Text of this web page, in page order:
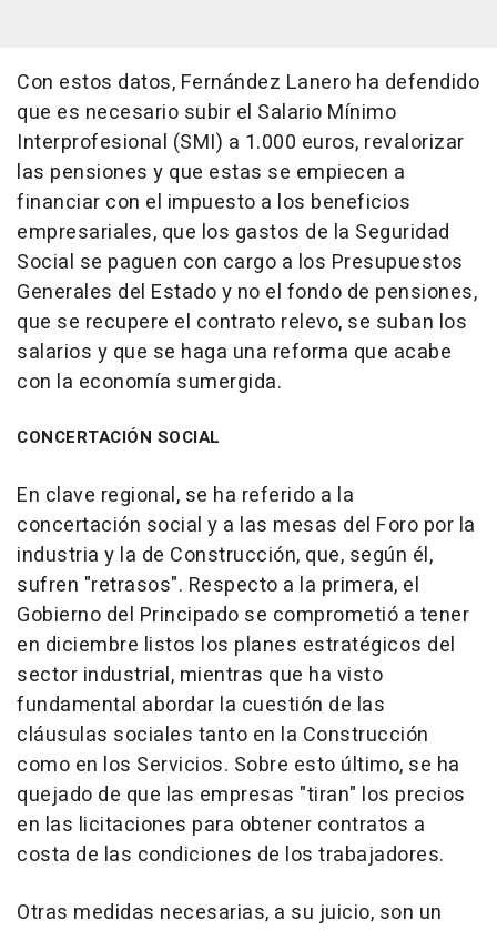
Con estos datos, Fernández Lanero ha defendido
que es necesario subir el Salario Mínimo
Interprofesional (SMI) a 1.000 euros, revalorizar
las pensiones y que estas se empiecen a
financiar con el impuesto a los beneficios
empresariales, que los gastos de la Seguridad
Social se paguen con cargo a los Presupuestos
Generales del Estado y no el fondo de pensiones,
que se recupere el contrato relevo, se suban los
salarios y que se haga una reforma que acabe
con la economía sumergida.
CONCERTACIÓN SOCIAL
En clave regional, se ha referido a la
concertación social y a las mesas del Foro por la
industria y la de Construcción, que, según él,
sufren "retrasos". Respecto a la primera, el
Gobierno del Principado se comprometió a tener
en diciembre listos los planes estratégicos del
sector industrial, mientras que ha visto
fundamental abordar la cuestión de las
cláusulas sociales tanto en la Construcción
como en los Servicios. Sobre esto último, se ha
quejado de que las empresas "tiran" los precios
en las licitaciones para obtener contratos a
costa de las condiciones de los trabajadores.
Otras medidas necesarias, a su juicio, son un